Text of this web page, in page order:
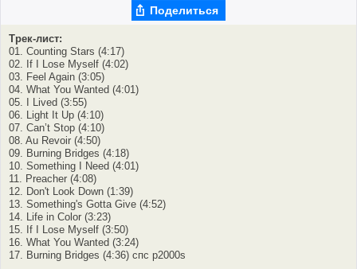
Поделиться
Трек-лист:
01. Counting Stars (4:17)
02. If I Lose Myself (4:02)
03. Feel Again (3:05)
04. What You Wanted (4:01)
05. I Lived (3:55)
06. Light It Up (4:10)
07. Can’t Stop (4:10)
08. Au Revoir (4:50)
09. Burning Bridges (4:18)
10. Something I Need (4:01)
11. Preacher (4:08)
12. Don't Look Down (1:39)
13. Something's Gotta Give (4:52)
14. Life in Color (3:23)
15. If I Lose Myself (3:50)
16. What You Wanted (3:24)
17. Burning Bridges (4:36) спс p2000s